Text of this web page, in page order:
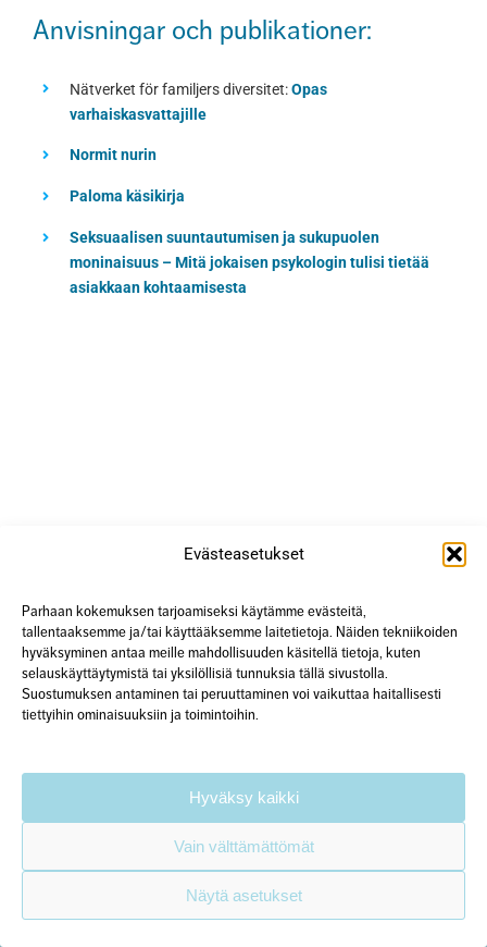
Evästeasetukset
Parhaan kokemuksen tarjoamiseksi käytämme evästeitä,
tallentaaksemme ja/tai käyttääksemme laitetietoja. Näiden tekniikoiden
hyväksyminen antaa meille mahdollisuuden käsitellä tietoja, kuten
selauskäyttäytymistä tai yksilöllisiä tunnuksia tällä sivustolla.
Suostumuksen antaminen tai peruuttaminen voi vaikuttaa haitallisesti
tiettyihin ominaisuuksiin ja toimintoihin.
Hyväksy kaikki
Vain välttämättömät
Näytä asetukset
Anvisningar och publikationer:
Nätverket för familjers diversitet:Opas
varhaiskasvattajille
Normit nurin
Paloma käsikirja
Seksuaalisen suuntautumisen ja sukupuolen
moninaisuus – Mitä jokaisen psykologin tulisi tietää
asiakkaan kohtaamisesta
+358 50 567 0352
hanke@surevankohtaaminen.fi